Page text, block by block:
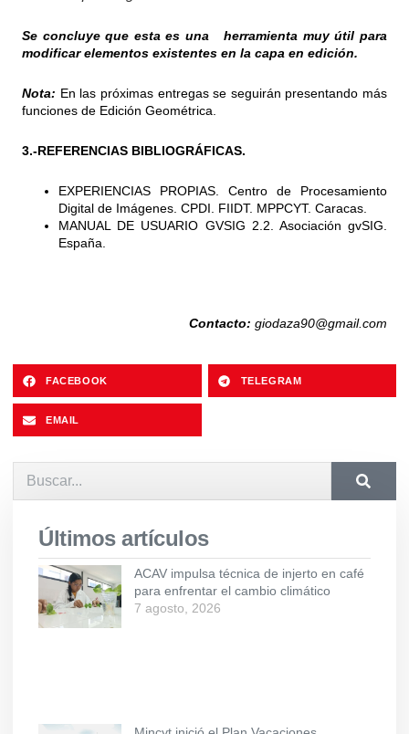
Se concluye que esta es una herramienta muy útil para
modificar elementos existentes en la capa en edición.
Nota: En las próximas entregas se seguirán presentando más
funciones de Edición Geométrica.
3.-REFERENCIAS BIBLIOGRÁFICAS.
EXPERIENCIAS PROPIAS. Centro de Procesamiento
Digital de Imágenes. CPDI. FIIDT. MPPCYT. Caracas.
MANUAL DE USUARIO GVSIG 2.2. Asociación gvSIG.
España.
Contacto: giodaza90@gmail.com
FACEBOOK TELEGRAM
EMAIL
Últimos artículos
ACAV impulsa técnica de injerto en café
para enfrentar el cambio climático
7 agosto, 2026